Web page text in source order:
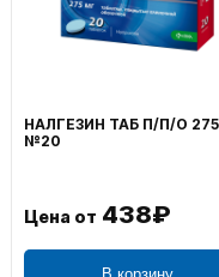
ВОЛЬТАРЕН ЭМУЛЬГЕЛЬ
НАРУЖ 2% 100Г
Цена от 1 106₽
В корзину